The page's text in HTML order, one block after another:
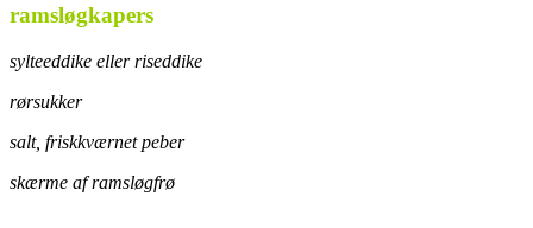
ramsløgkapers
sylteeddike eller riseddike
rørsukker
salt, friskkværnet peber
skærme af ramsløgfrø